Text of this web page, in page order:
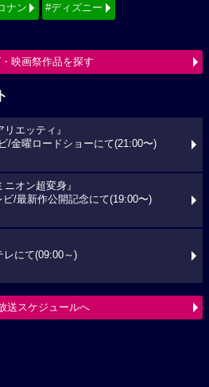
ナン #ディズニー
映画祭作品を探す
リエッティ』
/金曜ロードショーにて(21:00〜)
ニオン超変身』
/最新作公開記念にて(19:00〜)
レにて(09:00～)
送スケジュールへ